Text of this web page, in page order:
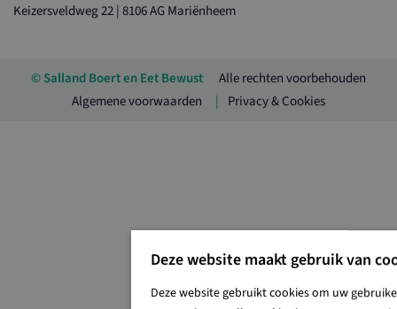
Keizersveldweg 22 | 8106 AG Mariënheem
© Salland Boert en Eet Bewust
Alle rechten voorbehouden
Algemene voorwaarden
Privacy & Cookies
Deze website maakt gebruik van
Deze website gebruikt cookies om uw